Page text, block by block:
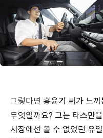
그렇다면 홍윤기 씨가 느
무엇일까요? 그는 타스만
시장에선 볼 수 없었던 유